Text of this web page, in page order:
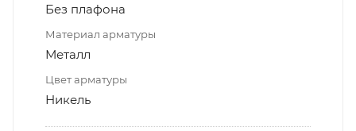
Без плафона
Материал арматуры
Металл
Цвет арматуры
Никель